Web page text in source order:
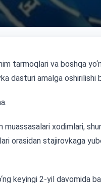
tarmoqlari va boshqa
dasturi amalga oshirilishi
muassasalari xodimlari,
orasidan stajirovkaga
keyingi 2-yil davomida